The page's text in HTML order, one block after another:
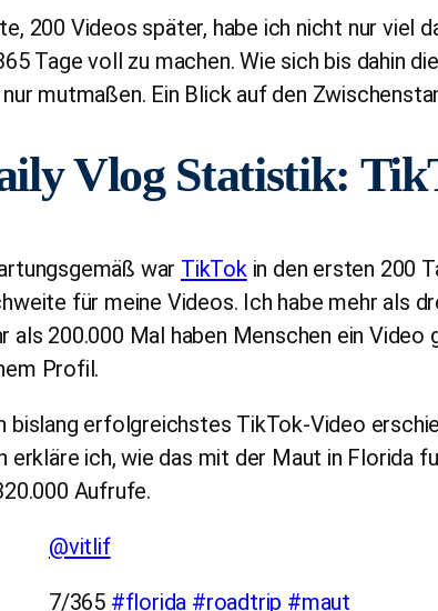
200 Videos später, habe ich nicht nur viel
Tage voll zu machen. Wie sich bis dahin
mutmaßen. Ein Blick auf den
Vlog Statistik:
war TikTokin den ersten 200
für meine Videos. Ich habe mehr als
als 200.000 Mal haben Menschen ein
Profil.
bislang erfolgreichstes TikTok-Video
erkläre ich, wie das mit der Maut in Florida
Aufrufe.
@vitlif
7/365 #florida #roadtrip #maut